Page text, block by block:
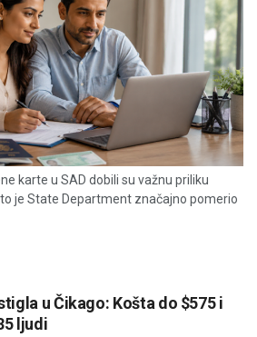
karte u SAD dobili su važnu priliku
je State Department značajno pomerio
u Čikago: Košta do $575 i
ljudi